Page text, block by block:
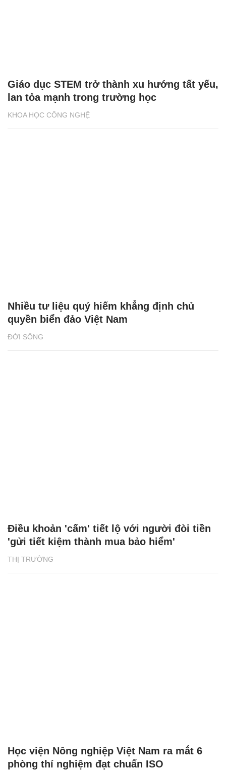
KHOA HỌC CÔNG NGHỆ
Giáo dục STEM trở thành xu hướng tất yếu,
lan tỏa mạnh trong trường học
ĐỜI SỐNG
Nhiều tư liệu quý hiếm khẳng định chủ
quyền biển đảo Việt Nam
THỊ TRƯỜNG
Điều khoản 'cấm' tiết lộ với người đòi tiền
'gửi tiết kiệm thành mua bảo hiểm'
Học viện Nông nghiệp Việt Nam ra mắt 6
phòng thí nghiệm đạt chuẩn ISO